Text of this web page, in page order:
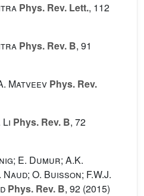
Phys. Rev. Lett., 112
Phys. Rev. B, 91
Matveev Phys. Rev.
Li Phys. Rev. B, 72
E. Dumur; A.K.
O. Buisson; F.W.J.
Phys. Rev. B, 92 (2015)